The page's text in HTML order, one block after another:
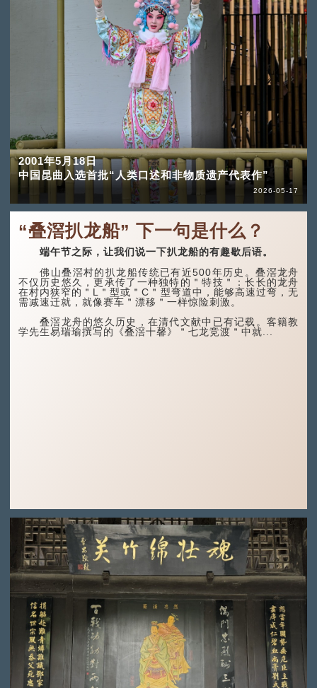
2001年5月18日
中国昆曲入选首批“人类口述和非物质遗产代表作”
2026-05-17
“叠滘扒龙船” 下一句是什么？
端午节之际，让我们说一下扒龙船的有趣歇后语。
佛山叠滘村的扒龙船传统已有近500年历史。叠滘龙舟
不仅历史悠久，更承传了一种独特的＂特技＂：长长的龙舟
在村内狭窄的＂L＂型或＂C＂型弯道中，能够高速过弯，无
需减速迁就，就像赛车＂漂移＂一样惊险刺激。
叠滘龙舟的悠久历史，在清代文献中已有记载。客籍教
学先生易瑞瑜撰写的《叠滘十馨》＂七龙竞渡＂中就...